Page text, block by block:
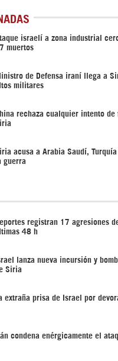
israelí a zona industrial
muertos
de Defensa iraní llega a
militares
rechaza cualquier intento de
acusa a Arabia Saudí,
guerra
registran 17 agresiones
48 h
lanza nueva incursión y
Siria
extraña prisa de Israel por
condena enérgicamente el